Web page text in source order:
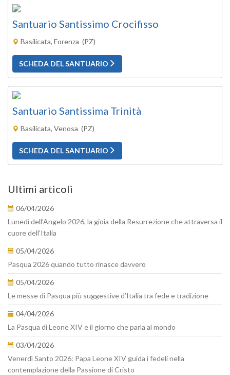
Santuario Santissimo Crocifisso
Basilicata, Forenza (PZ)
SCHEDA DEL SANTUARIO
Santuario Santissima Trinità
Basilicata, Venosa (PZ)
SCHEDA DEL SANTUARIO
Ultimi articoli
06/04/2026
Lunedì dell’Angelo 2026, la gioia della Resurrezione che attraversa il
cuore dell’Italia
05/04/2026
Pasqua 2026 quando tutto rinasce davvero
05/04/2026
Le messe di Pasqua più suggestive d’Italia tra fede e tradizione
04/04/2026
La Pasqua di Leone XIV e il giorno che parla al mondo
03/04/2026
Venerdì Santo 2026: Papa Leone XIV guida i fedeli nella
contemplazione della Passione di Cristo